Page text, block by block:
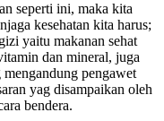
seperti ini, maka kita
kesehatan kita harus;
yaitu makanan sehat
dan mineral, juga
pengawet
yag disampaikan oleh
bendera.